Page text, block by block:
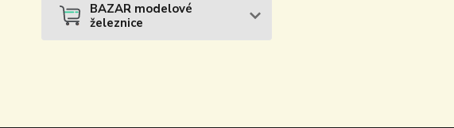
BAZAR modelové
železnice